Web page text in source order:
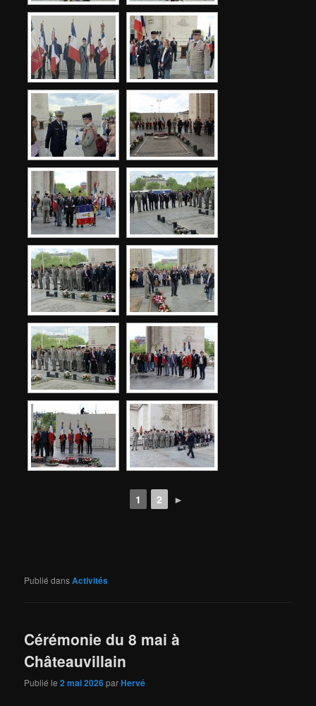
1 2 ►
Publié dansActivités
Cérémonie du 8 mai à
Châteauvillain
Publié le2 mai 2026parHervé